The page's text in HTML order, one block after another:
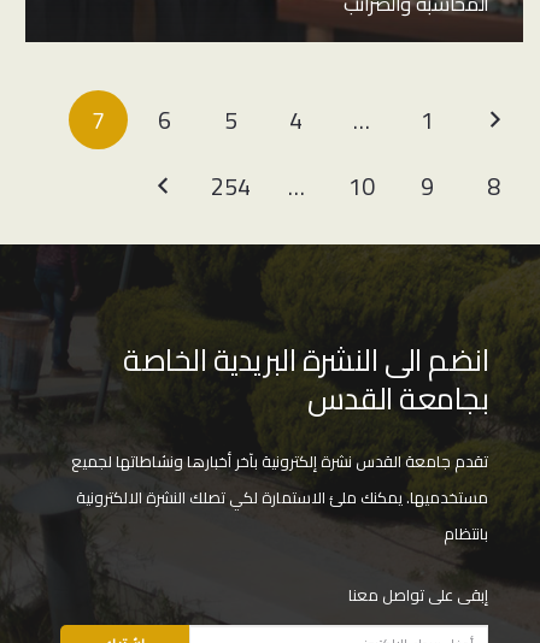
1
…
4
5
6
7
8
9
10
…
254
انضم الى النشرة البريدية الخاصة
بجامعة القدس
تقدم جامعة القدس نشرة إلكترونية بآخر أخبارها ونشاطاتها لجميع
مستخدميها. يمكنك ملئ الاستمارة لكي تصلك النشرة الالكترونية
بانتظام
إبقى على تواصل معنا